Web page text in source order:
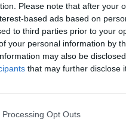
Please note that after your
based ads based on
to third parties prior to your
your personal information by
may also be
that may further disclose
Opt Outs
FacebookTwitterPinterest
!